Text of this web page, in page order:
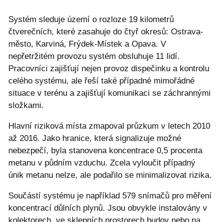
Systém sleduje území o rozloze 19 kilometrů
čtverečních, které zasahuje do čtyř okresů: Ostrava-
město, Karviná, Frýdek-Místek a Opava. V
nepřetržitém provozu systém obsluhuje 11 lidí.
Pracovníci zajišťují nejen provoz dispečinku a kontrolu
celého systému, ale řeší také případné mimořádné
situace v terénu a zajišťují komunikaci se záchrannými
složkami.
Hlavní riziková místa zmapoval průzkum v letech 2010
až 2016. Jako hranice, která signalizuje možné
nebezpečí, byla stanovena koncentrace 0,5 procenta
metanu v půdním vzduchu. Zcela vyloučit případný
únik metanu nelze, ale podařilo se minimalizovat rizika.
Součástí systému je například 579 snímačů pro měření
koncentrací důlních plynů. Jsou obvykle instalovány v